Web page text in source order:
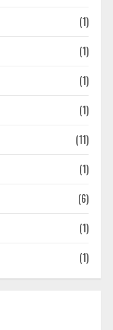
(1)
(1)
(1)
(1)
(11)
(1)
(6)
(1)
(1)